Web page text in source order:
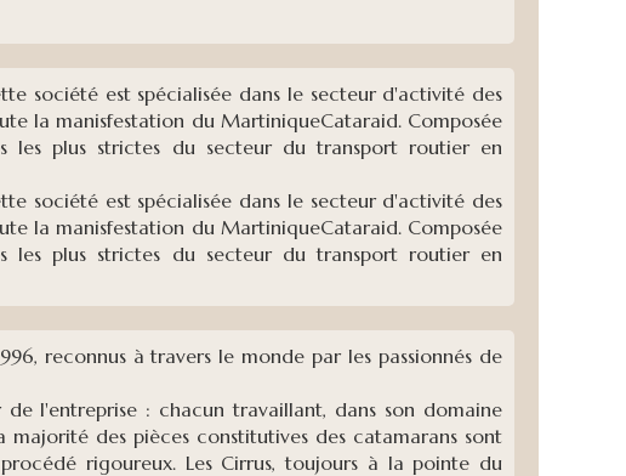
société est spécialisée dans le secteur d'activité des
la manisfestation du MartiniqueCataraid. Composée
plus strictes du secteur du transport routier en
société est spécialisée dans le secteur d'activité des
la manisfestation du MartiniqueCataraid. Composée
plus strictes du secteur du transport routier en
reconnus à travers le monde par les passionnés de
l'entreprise : chacun travaillant, dans son domaine
des pièces constitutives des catamarans sont
rigoureux. Les Cirrus, toujours à la pointe du